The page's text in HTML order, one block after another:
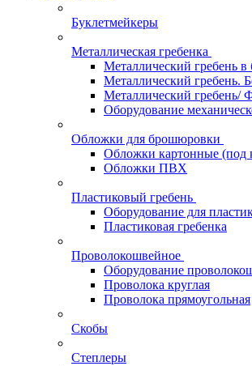
Буклетмейкеры
Металлическая гребенка
Металлический гребень
Металлический гребень.
Металлический гребень/
Оборудование
Обложки для брошюровки
Обложки картонные (под
Обложки ПВХ
Пластиковый гребень
Оборудование для
Пластиковая гребенка
Проволокошвейное
Оборудование
Проволока круглая
Проволока прямоугольная
Скобы
Степлеры